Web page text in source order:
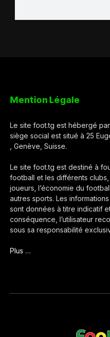
Mention Légale
Le site foot.tg est hébergé
siège social est situé à 25
, Genève, Suisse.
Le site foot.tg est destiné à
football et les différents
joueurs, l’économie du
autres sports. Les
sont données à titre indicatif
conséquence, l’utilisateur
sous sa responsabilité
Plus …